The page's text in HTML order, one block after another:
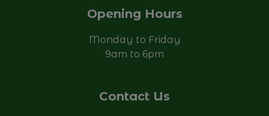
Opening Hours
Monday to Friday
9am to 6pm
Contact Us